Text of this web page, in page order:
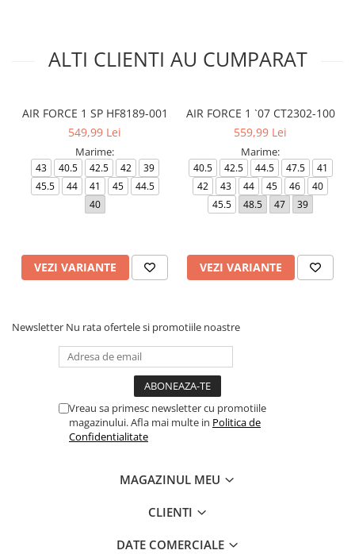
ALTI CLIENTI AU CUMPARAT
AIR FORCE 1 SP HF8189-001
549,99 Lei
Marime:
43 40.5 42.5 42
39
45.5
44 41 45
44.5
40
VEZI VARIANTE
AIR FORCE 1 `07 CT2302-100
559,99 Lei
Marime:
40.5 42.5 44.5 47.5
41
42
43 44 45 46
40
45.5
48.5 47 39
VEZI VARIANTE
Newsletter Nu rata ofertele si promotiile noastre
Vreau sa primesc newsletter cu promotiile
magazinului. Afla mai multe in Politica de
Confidentialitate
MAGAZINUL MEU
CLIENTI
DATE COMERCIALE